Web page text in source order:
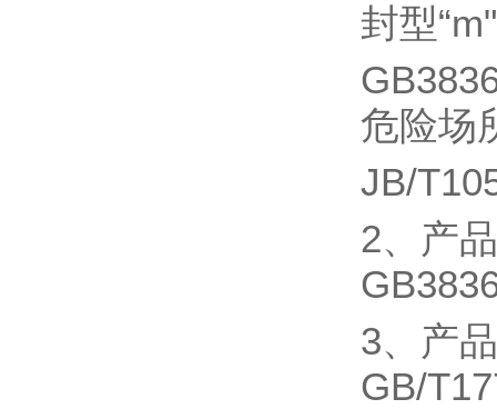
封型“m"
危险场
JB/
2、产
3、产
GB/